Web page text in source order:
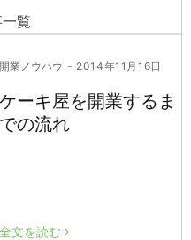
覧
開業ノウハウ - 2014年11月16日
ケーキ屋を開業するま
での流れ
全文を読む